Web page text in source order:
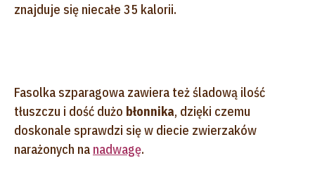
znajduje się niecałe 35 kalorii.
Fasolka szparagowa zawiera też śladową ilość
tłuszczu i dość dużo błonnika, dzięki czemu
doskonale sprawdzi się w diecie zwierzaków
narażonych na nadwagę.